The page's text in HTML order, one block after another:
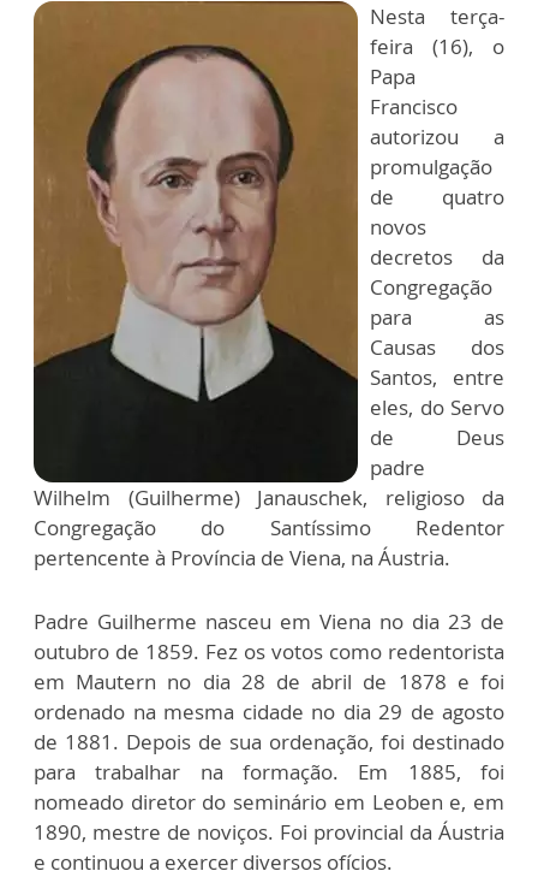
Nesta terça-
feira (16), o
Papa
Francisco
autorizou a
promulgação
de quatro
novos
decretos da
Congregação
para as
Causas dos
Santos, entre
eles, do Servo
de Deus
padre
Wilhelm (Guilherme) Janauschek, religioso da
Congregação do Santíssimo Redentor
pertencente à Província de Viena, na Áustria.
Padre Guilherme nasceu em Viena no dia 23 de
outubro de 1859. Fez os votos como redentorista
em Mautern no dia 28 de abril de 1878 e foi
ordenado na mesma cidade no dia 29 de agosto
de 1881. Depois de sua ordenação, foi destinado
para trabalhar na formação. Em 1885, foi
nomeado diretor do seminário em Leoben e, em
1890, mestre de noviços. Foi provincial da Áustria
e continuou a exercer diversos ofícios.